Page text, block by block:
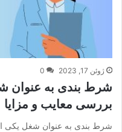
ژوئن 17, 2023 0
شرط بندی به عنوان
بررسی معایب و مزایا
شرط بندی به عنوان شغل یکی